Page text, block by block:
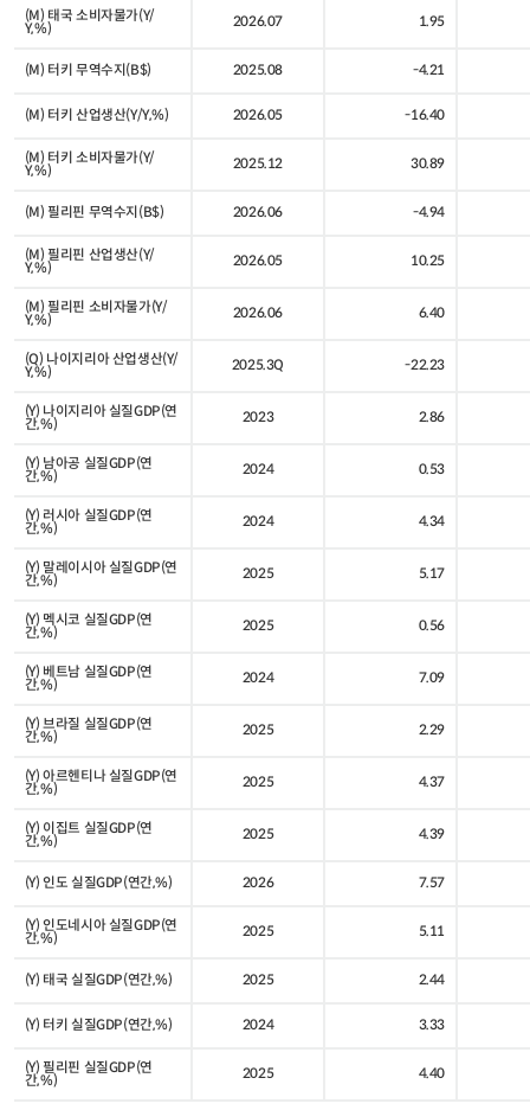
(M) 태국 소비자물가(Y/
Y,%) 2026.07 1.95
(M) 터키 무역수지(B$) 2025.08 -4.21
(M) 터키 산업생산(Y/Y,%) 2026.05 -16.40
(M) 터키 소비자물가(Y/
Y,%) 2025.12 30.89
(M) 필리핀 무역수지(B$) 2026.06 -4.94
(M) 필리핀 산업생산(Y/
Y,%) 2026.05 10.25
(M) 필리핀 소비자물가(Y/
Y,%) 2026.06 6.40
(Q) 나이지리아 산업생산(Y/
Y,%) 2025.3Q -22.23
(Y) 나이지리아 실질GDP(연
간,%) 2023 2.86
(Y) 남아공 실질GDP(연
간,%) 2024 0.53
(Y) 러시아 실질GDP(연
간,%) 2024 4.34
(Y) 말레이시아 실질GDP(연
간,%) 2025 5.17
(Y) 멕시코 실질GDP(연
간,%) 2025 0.56
(Y) 베트남 실질GDP(연
간,%) 2024 7.09
(Y) 브라질 실질GDP(연
간,%) 2025 2.29
(Y) 아르헨티나 실질GDP(연
간,%) 2025 4.37
(Y) 이집트 실질GDP(연
간,%) 2025 4.39
(Y) 인도 실질GDP(연간,%) 2026 7.57
(Y) 인도네시아 실질GDP(연
간,%) 2025 5.11
(Y) 태국 실질GDP(연간,%) 2025 2.44
(Y) 터키 실질GDP(연간,%) 2024 3.33
(Y) 필리핀 실질GDP(연
간,%) 2025 4.40